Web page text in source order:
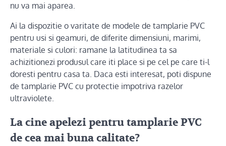
nu va mai aparea.
Ai la dispozitie o varitate de modele de tamplarie PVC
pentru usi si geamuri, de diferite dimensiuni, marimi,
materiale si culori: ramane la latitudinea ta sa
achizitionezi produsul care iti place si pe cel pe care ti-l
doresti pentru casa ta. Daca esti interesat, poti dispune
de tamplarie PVC cu protectie impotriva razelor
ultraviolete.
La cine apelezi pentru tamplarie PVC
de cea mai buna calitate?